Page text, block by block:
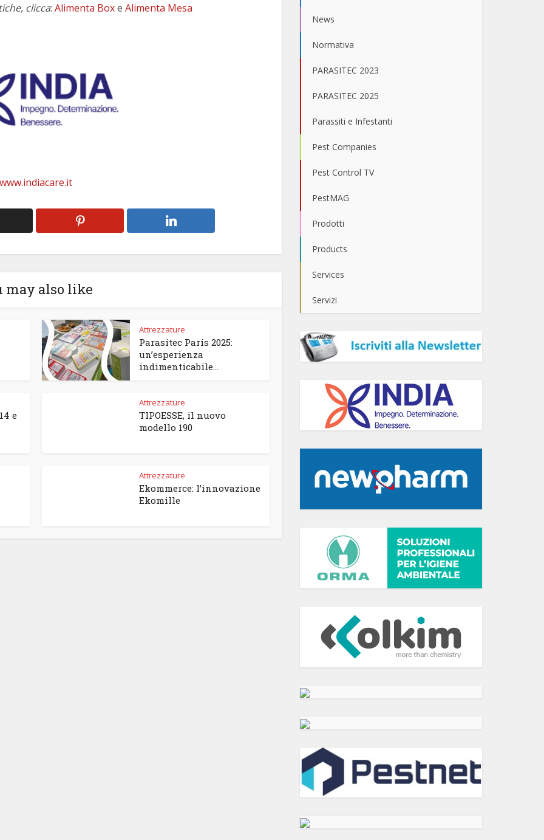
clicca: Alimenta Boxe Alimenta Mesa
www.indiacare.it
may also like
Attrezzature
Parasitec Paris 2025:
un’esperienza
indimenticabile...
e
Attrezzature
TIPOESSE, il nuovo
modello 190
Attrezzature
Ekommerce: l’innovazione
Ekomille
News
Normativa
PARASITEC 2023
PARASITEC 2025
Parassiti e Infestanti
Pest Companies
Pest Control TV
PestMAG
Prodotti
Products
Services
Servizi